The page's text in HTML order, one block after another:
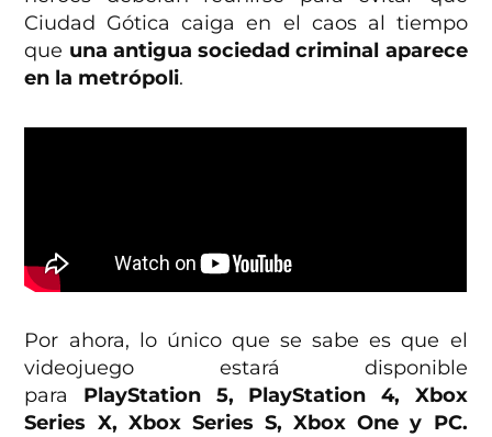
Ciudad Gótica caiga en el caos al tiempo
que una antigua sociedad criminal aparece
en la metrópoli.
Por ahora, lo único que se sabe es que el
videojuego estará disponible
para PlayStation 5, PlayStation 4, Xbox
Series X, Xbox Series S, Xbox One y PC.